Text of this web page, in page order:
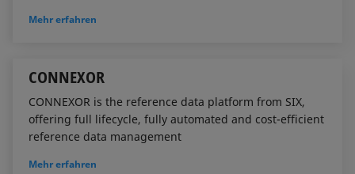
Mehr erfahren
CONNEXOR
CONNEXOR is the reference data platform from SIX,
offering full lifecycle, fully automated and cost-efficient
reference data management
Mehr erfahren